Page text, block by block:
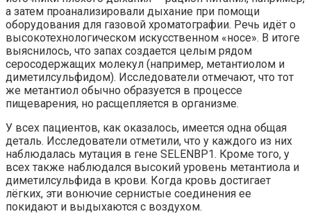
а затем проанализировали дыхание при помощи
оборудования для газовой хроматографии. Речь идёт о
высокотехнологическом искусственном «носе». В итоге
выяснилось, что запах создается целым рядом
серосодержащих молекул (например, метантиолом и
диметилсульфидом). Исследователи отмечают, что тот
же метантиол обычно образуется в процессе
пищеварения, но расщепляется в организме.
У всех пациентов, как оказалось, имеется одна общая
деталь. Исследователи отметили, что у каждого из них
наблюдалась мутация в гене SELENBP1. Кроме того, у
всех также наблюдался высокий уровень метантиола и
диметилсульфида в крови. Когда кровь достигает
лёгких, эти вонючие сернистые соединения ее
покидают и выдыхаются с воздухом.